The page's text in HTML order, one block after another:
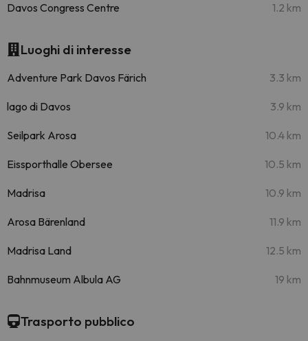
Davos Congress Centre 1.2 km
Luoghi di interesse
Adventure Park Davos Färich 3.3 km
lago di Davos 3.9 km
Seilpark Arosa 10.4 km
Eissporthalle Obersee 10.5 km
Madrisa 10.9 km
Arosa Bärenland 11.9 km
Madrisa Land 12.5 km
Bahnmuseum Albula AG 19 km
Trasporto pubblico